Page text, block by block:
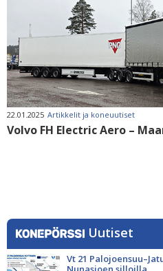
22.01.2025 Artikkelit ja koneuutiset
Volvo FH Electric Aero –
Uutiset
Vt 21